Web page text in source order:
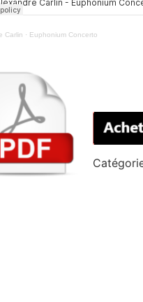
Carlin · Euphonium Concerto